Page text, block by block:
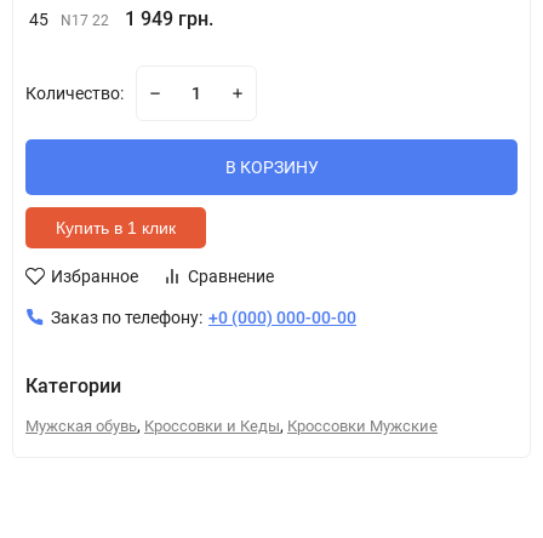
45 N17 22 1 949 грн.
Количество:
В КОРЗИНУ
Купить в 1 клик
Избранное Сравнение
Заказ по телефону: +0 (000) 000-00-00
Категории
Мужская обувь, Кроссовки и Кеды, Кроссовки Мужские